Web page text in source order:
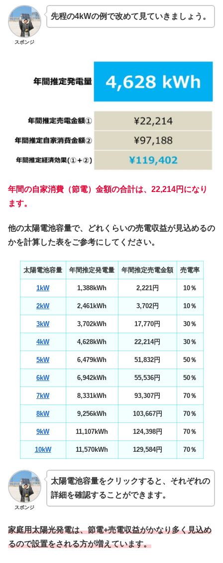
スポンジ
先程の4kWの例で改めて見ていきましょう。
年間の自家消費（節電）金額の合計は、22,214円になり
ます。
他の太陽電池容量で、どれくらいの売電収益が見込めるの
かを計算した表をご参考にしてください。
太陽電池容量 年間推定発電量 年間推定売電金額 売電率
1kW 1,388kWh 2,221円 10％
2kW 2,461kWh 3,702円 10％
3kW 3,702kWh 17,770円 30％
4kW 4,628kWh 22,214円 30％
5kW 6,479kWh 51,832円 50％
6kW 6,942kWh 55,536円 50％
7kW 8,331kWh 93,307円 70％
8kW 9,256kWh 103,667円 70％
9kW 11,107kWh 124,398円 70％
10kW 11,570kWh 129,584円 70％
スポンジ
太陽電池容量をクリックすると、それぞれの
詳細を確認することができます。
家庭用太陽光発電は、節電+売電収益がかなり多く見込め
るので設置をされる方が増えています。